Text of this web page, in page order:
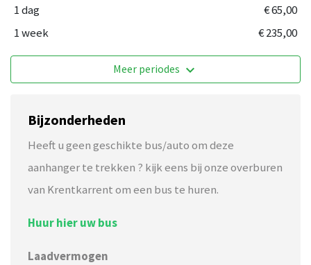
1 dag
€ 65,00
1 week
€ 235,00
Meer periodes keyboard_arrow_down
Bijzonderheden
Heeft u geen geschikte bus/auto om deze
aanhanger te trekken ? kijk eens bij onze overburen
van Krentkarrent om een bus te huren.
Huur hier uw bus
Laadvermogen